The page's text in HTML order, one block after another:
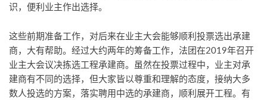
识，便利业主作出选择。
这些前期准备工作，对后来在业主大会能够顺利投票选出承建
商，大有帮助。经过大约两年的筹备工作，法团在2019年召开
业主大会议决拣选工程承建商。虽然在投票过程中，业主对承
建商有不同的选择，但大家皆以尊重和理解的态度，接纳大多
数人投选的方案，落实聘用中选的承建商，顺利展开工程。有